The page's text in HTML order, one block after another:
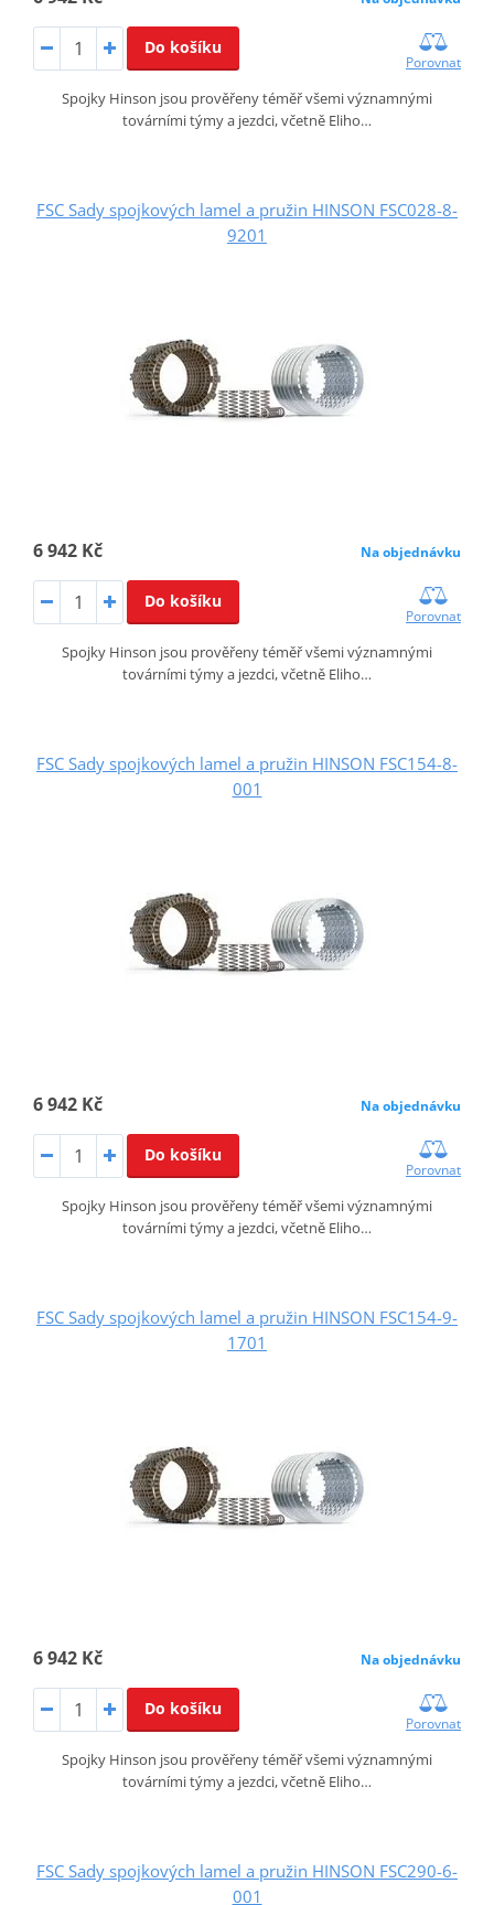
Do košíku
Porovnat
Spojky Hinson jsou prověřeny téměř všemi významnými
továrními týmy a jezdci, včetně Eliho…
FSC Sady spojkových lamel a pružin HINSON FSC028-8-
9201
6 942 Kč Na objednávku
Do košíku
Porovnat
Spojky Hinson jsou prověřeny téměř všemi významnými
továrními týmy a jezdci, včetně Eliho…
FSC Sady spojkových lamel a pružin HINSON FSC154-8-
001
6 942 Kč Na objednávku
Do košíku
Porovnat
Spojky Hinson jsou prověřeny téměř všemi významnými
továrními týmy a jezdci, včetně Eliho…
FSC Sady spojkových lamel a pružin HINSON FSC154-9-
1701
6 942 Kč Na objednávku
Do košíku
Porovnat
Spojky Hinson jsou prověřeny téměř všemi významnými
továrními týmy a jezdci, včetně Eliho…
FSC Sady spojkových lamel a pružin HINSON FSC290-6-
001